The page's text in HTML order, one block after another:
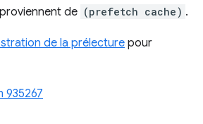
proviennent de (prefetch cache) .
de la prélecturepour
935267